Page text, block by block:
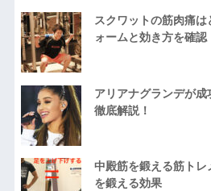
スクワットの筋肉痛
ォームと効き方を確認
アリアナグランデが
徹底解説！
中殿筋を鍛える筋ト
を鍛える効果